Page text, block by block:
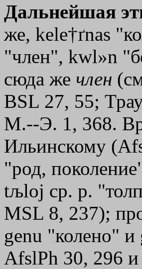
Дальнейшая
же, kele†ґnas
"член", kwl»n
сюда же член
ВSL 27, 55;
М.--Э. 1, 368.
Ильинскому
"род,
tљloj ср. р.
МSL 8, 237);
genu "колено"
AfslPh 30, 296 и